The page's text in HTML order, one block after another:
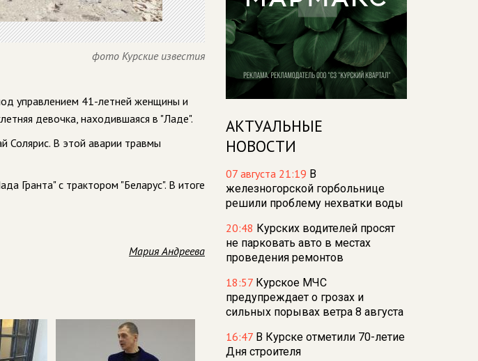
фото Курские известия
управлением 41-летней женщины и
девочка, находившаяся в "Ладе".
Солярис. В этой аварии травмы
Гранта" с трактором "Беларус". В итоге
Мария Андреева
АКТУАЛЬНЫЕ
НОВОСТИ
07 августа 21:19 В
железногорской горбольнице
решили проблему нехватки воды
20:48 Курских водителей просят
не парковать авто в местах
проведения ремонтов
18:57 Курское МЧС
предупреждает о грозах и
сильных порывах ветра 8 августа
16:47 В Курске отметили 70-летие
Дня строителя